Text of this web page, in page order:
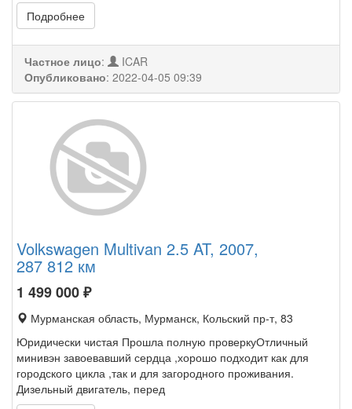
Подробнее
Частное лицо:
ICAR
Опубликовано: 2022-04-05 09:39
Volkswagen Multivan 2.5 AT, 2007,
287 812 км
1 499 000₽
Мурманская область, Мурманск, Кольский пр-т, 83
Юридически чистая Прошла полную проверкуОтличный
минивэн завоевавший сердца ,хорошо подходит как для
городского цикла ,так и для загородного проживания.
Дизельный двигатель, перед